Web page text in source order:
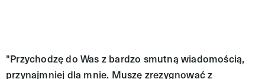
"Przychodzę do Was z bardzo smutną wiadomością,
przynajmniej dla mnie. Muszę zrezygnować z